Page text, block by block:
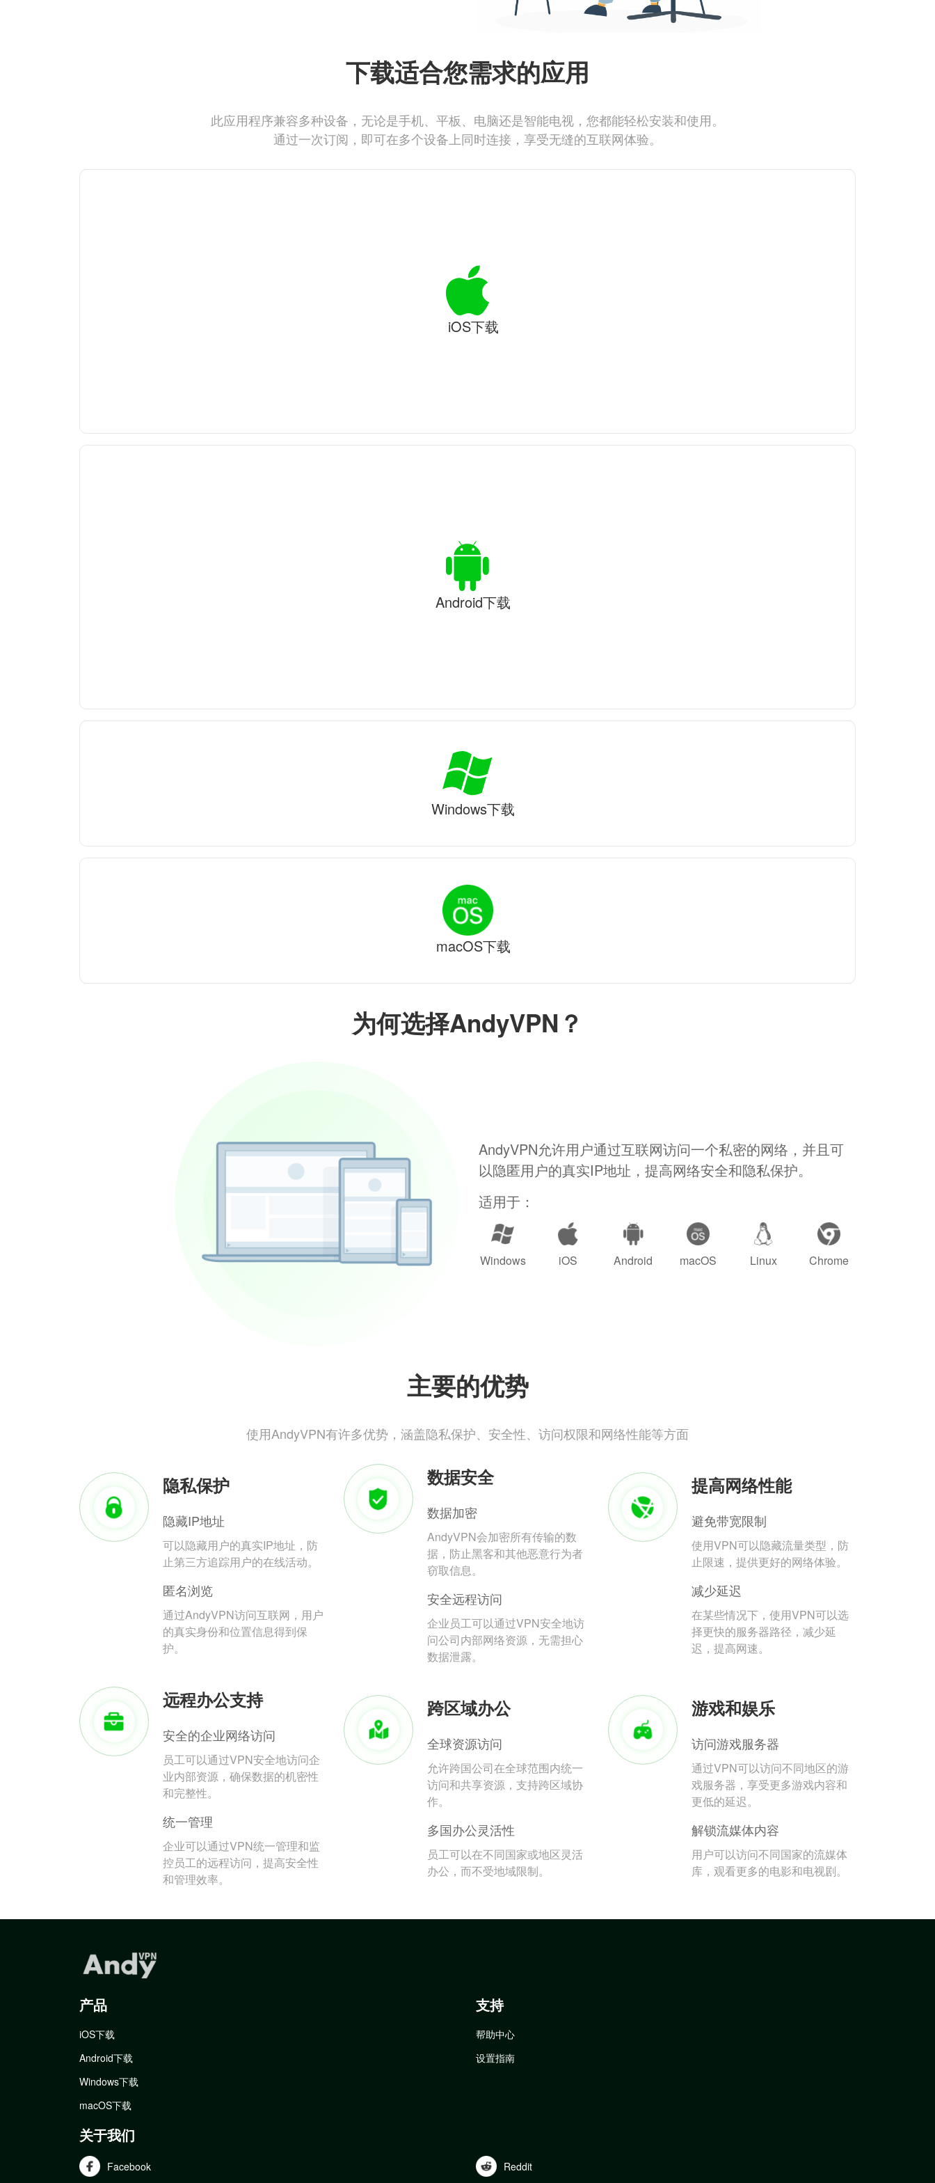
为何选择AndyVPN？
AndyVPN允许用户通过互联网访问一个私密的网络，并且可
以隐匿用户的真实IP地址，提高网络安全和隐私保护。
适用于：
Windows iOS Android macOS Linux Chrome
主要的优势
使用AndyVPN有许多优势，涵盖隐私保护、安全性、访问权限和网络性能等方面
隐私保护
隐藏IP地址
可以隐藏用户的真实IP地址，防
止第三方追踪用户的在线活动。
匿名浏览
通过AndyVPN访问互联网，用户
的真实身份和位置信息得到保
护。
数据安全
数据加密
AndyVPN会加密所有传输的数
据，防止黑客和其他恶意行为者
窃取信息。
安全远程访问
企业员工可以通过VPN安全地访
问公司内部网络资源，无需担心
数据泄露。
提高网络性能
避免带宽限制
使用VPN可以隐藏流量类型，防
止限速，提供更好的网络体验。
减少延迟
在某些情况下，使用VPN可以选
择更快的服务器路径，减少延
迟，提高网速。
远程办公支持
安全的企业网络访问
员工可以通过VPN安全地访问企
业内部资源，确保数据的机密性
和完整性。
统一管理
企业可以通过VPN统一管理和监
控员工的远程访问，提高安全性
和管理效率。
跨区域办公
全球资源访问
允许跨国公司在全球范围内统一
访问和共享资源，支持跨区域协
作。
多国办公灵活性
员工可以在不同国家或地区灵活
办公，而不受地域限制。
游戏和娱乐
访问游戏服务器
通过VPN可以访问不同地区的游
戏服务器，享受更多游戏内容和
更低的延迟。
解锁流媒体内容
用户可以访问不同国家的流媒体
库，观看更多的电影和电视剧。
下载适合您需求的应用
此应用程序兼容多种设备，无论是手机、平板、电脑还是智能电视，您都能轻松安装和使用。
通过一次订阅，即可在多个设备上同时连接，享受无缝的互联网体验。
iOS下载
Android下载
Windows下载
macOS下载
产品
iOS下载
Android下载
Windows下载
macOS下载
支持
帮助中心
设置指南
关于我们
Facebook Reddit